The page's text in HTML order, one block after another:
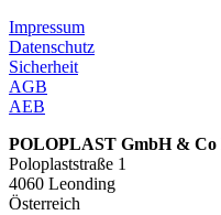
Impressum
Datenschutz
Sicherheit
AGB
AEB
POLOPLAST GmbH & Co
Poloplaststraße 1
4060 Leonding
Österreich